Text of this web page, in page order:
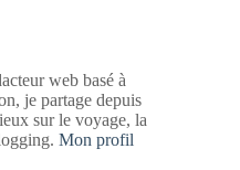
web basé à
je partage depuis
sur le voyage, la
Mon profil